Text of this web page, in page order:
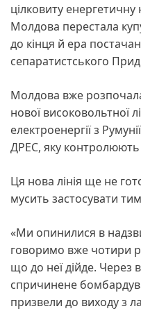
цілковиту енергетичну
Молдова перестала
до кінця й ера
сепаратистського
Молдова вже
нової високовольтної
електроенергії з
ДРЕС, яку контролюють
Ця нова лінія ще не
мусить застосувати
«Ми опинилися в
говоримо вже чотири
що до неї дійде. Через
спричинене
призвели до виходу з